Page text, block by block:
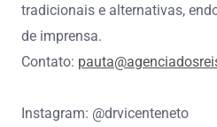
tradicionais e alternativas,
de imprensa.
Contato:
Instagram: @drvicenteneto